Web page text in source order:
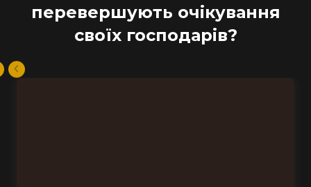
перевершують очікування
своїх господарів?